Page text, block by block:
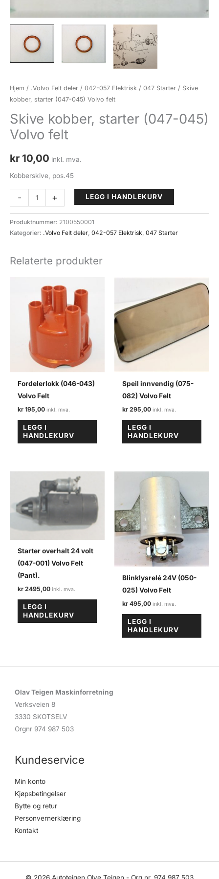
Hjem / .Volvo Felt deler / 042-057 Elektrisk / 047 Starter / Skive
kobber, starter (047-045) Volvo felt
Skive kobber, starter (047-045)
Volvo felt
kr 10,00 inkl. mva.
Kobberskive, pos.45
-
kobber,
starter
(047-
Volvo
+ LEGG I HANDLEKURV
Produktnummer: 2100550001
Kategorier: .Volvo Felt deler 042-057 Elektrisk 047 Starter
Relaterte produkter
Fordelerlokk (046-043)
Volvo Felt
kr 195,00
LEGG I
HANDLEKURV
Speil innvendig (075-
082) Volvo Felt
kr 295,00
LEGG I
HANDLEKURV
Starter overhalt 24 volt
(047-001) Volvo Felt
(Pant).
kr 2495,00
LEGG I
HANDLEKURV
Blinklysrelé 24V (050-
025) Volvo Felt
kr 495,00
LEGG I
HANDLEKURV
Olav Teigen Maskinforretning
Verksveien 8
3330 SKOTSELV
Orgnr 974 987 503
Kundeservice
Min konto
Kjøpsbetingelser
Bytte og retur
Personvernerklæring
Kontakt